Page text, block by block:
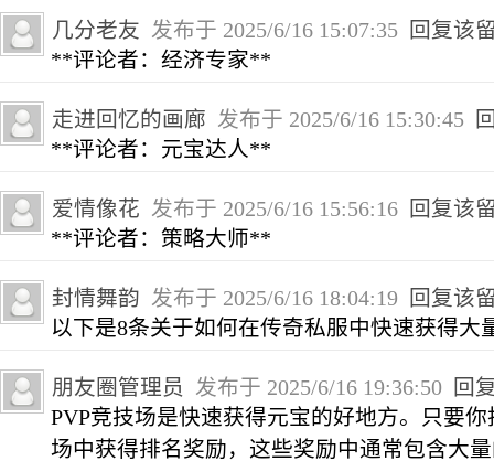
几分老友 发布于 2025/6/16 15:07:35
回复该
**评论者：经济专家**
走进回忆的画廊 发布于 2025/6/16 15:30:45
**评论者：元宝达人**
爱情像花 发布于 2025/6/16 15:56:16 回复该
**评论者：策略大师**
封情舞韵 发布于 2025/6/16 18:04:19
回复该
以下是8条关于如何在传奇私服中快速获得大
朋友圈管理员 发布于 2025/6/16 19:36:50 回
PVP竞技场是快速获得元宝的好地方。只要
场中获得排名奖励，这些奖励中通常包含大